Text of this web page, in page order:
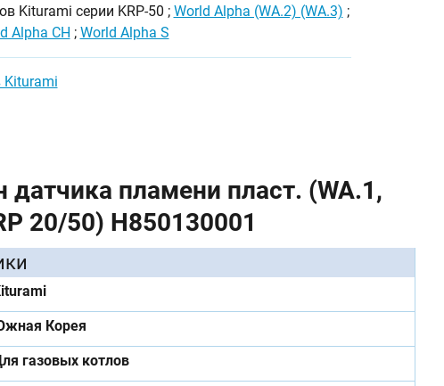
Kiturami серии KRP-50 ; World Alpha (WA.2) (WA.3) ;
Alpha CH ; World Alpha S
Kiturami
пламени пласт. (WA.1,
20/50) H850130001
Корея
газовых котлов